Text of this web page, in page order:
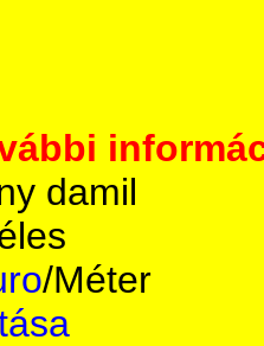
damil
/Méter